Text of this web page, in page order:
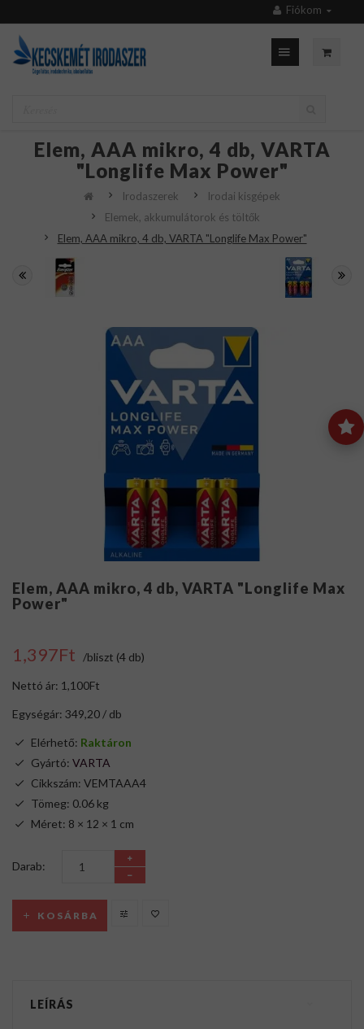
Fiókom
Elem, AAA mikro, 4 db, VARTA
"Longlife Max Power"
Irodaszerek
Irodai kisgépek
Elemek, akkumulátorok és töltők
Elem, AAA mikro, 4 db, VARTA "Longlife Max Power"
Elem, AAA mikro, 4 db, VARTA "Longlife Max
Power"
1,397Ft /bliszt (4 db)
Nettó ár: 1,100Ft
Egységár: 349,20 / db
Elérhető: Raktáron
Gyártó: VARTA
Cikkszám: VEMTAAA4
Tömeg: 0.06 kg
Méret: 8 × 12 × 1 cm
Darab:
KOSÁRBA
LEÍRÁS